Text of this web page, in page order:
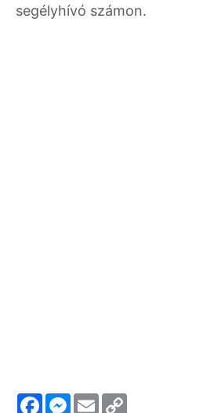
segélyhívó számon.
F M E